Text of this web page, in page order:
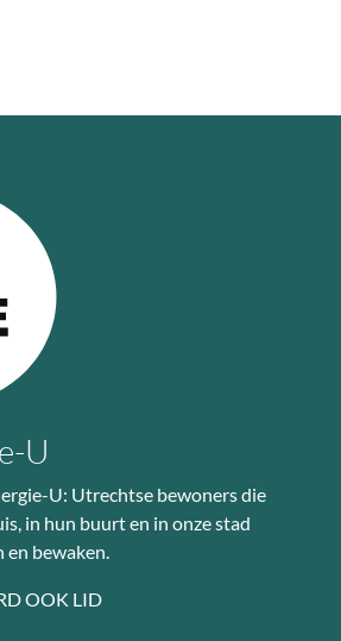
U
U: Utrechtse bewoners die
in hun buurt en in onze stad
en bewaken.
OOK LID